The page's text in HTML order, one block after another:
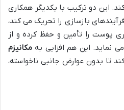
این دو ترکیب با یکدیگر همکاری
بازسازی را تحریک می کند،
پوست را تأمین و حفظ کرده و از
نماید. این هم افزایی به مکانیزم
تا بدون عوارض جانبی ناخواسته،